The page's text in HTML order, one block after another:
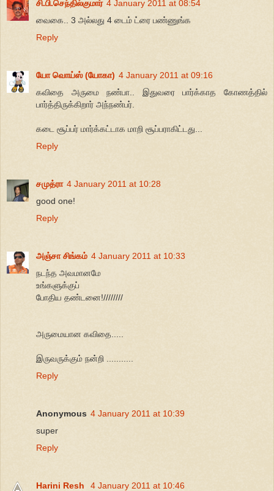
சி.பி.செந்தில்குமார் 4 January 2011 at 08:54
வைகை.. 3 அல்லது 4 டைம் ட்ரை பண்ணுங்க
Reply
யோ வொய்ஸ் (யோகா) 4 January 2011 at 09:16
கவிதை அருமை நண்பா.. இதுவரை பார்க்காத கோணத்தில்
பார்த்திருக்கிறார் அந்நண்பர்.
கடை சூப்பர் மார்க்கட்டாக மாறி சூப்பராகிட்டது...
Reply
சமுத்ரா 4 January 2011 at 10:28
good one!
Reply
அஞ்சா சிங்கம் 4 January 2011 at 10:33
நடந்த அவமானமே
உங்களுக்குப்
போதிய தண்டனை!////////
அருமையான கவிதை.....
இருவருக்கும் நன்றி ...........
Reply
Anonymous 4 January 2011 at 10:39
super
Reply
Harini Resh
4 January 2011 at 10:46